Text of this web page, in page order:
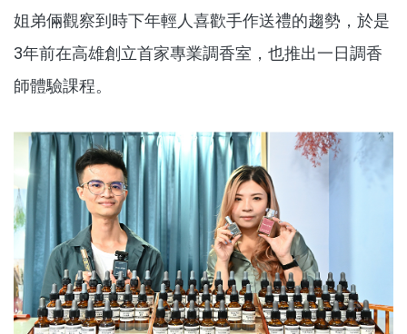
姐弟倆觀察到時下年輕人喜歡手作送禮的趨勢，於是
3年前在高雄創立首家專業調香室，也推出一日調香
師體驗課程。